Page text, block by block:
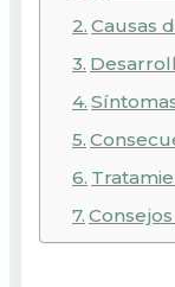
Causas